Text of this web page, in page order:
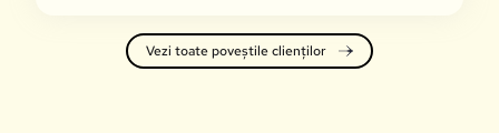
Vezi toate poveștile clienților